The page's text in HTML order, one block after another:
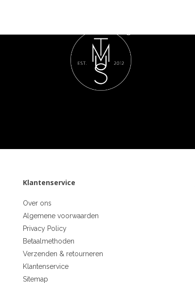
Klantenservice
Over ons
Algemene voorwaarden
Privacy Policy
Betaalmethoden
Verzenden & retourneren
Klantenservice
Sitemap